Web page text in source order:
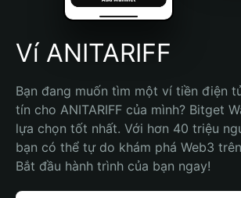
Español (Argentina)
Ví ANITARIFF
Bạn đang muốn tìm một ví tiền điện
tín cho ANITARIFF của mình? Bitget
lựa chọn tốt nhất. Với hơn 40 triệu
bạn có thể tự do khám phá Web3
Bắt đầu hành trình của bạn ngay!